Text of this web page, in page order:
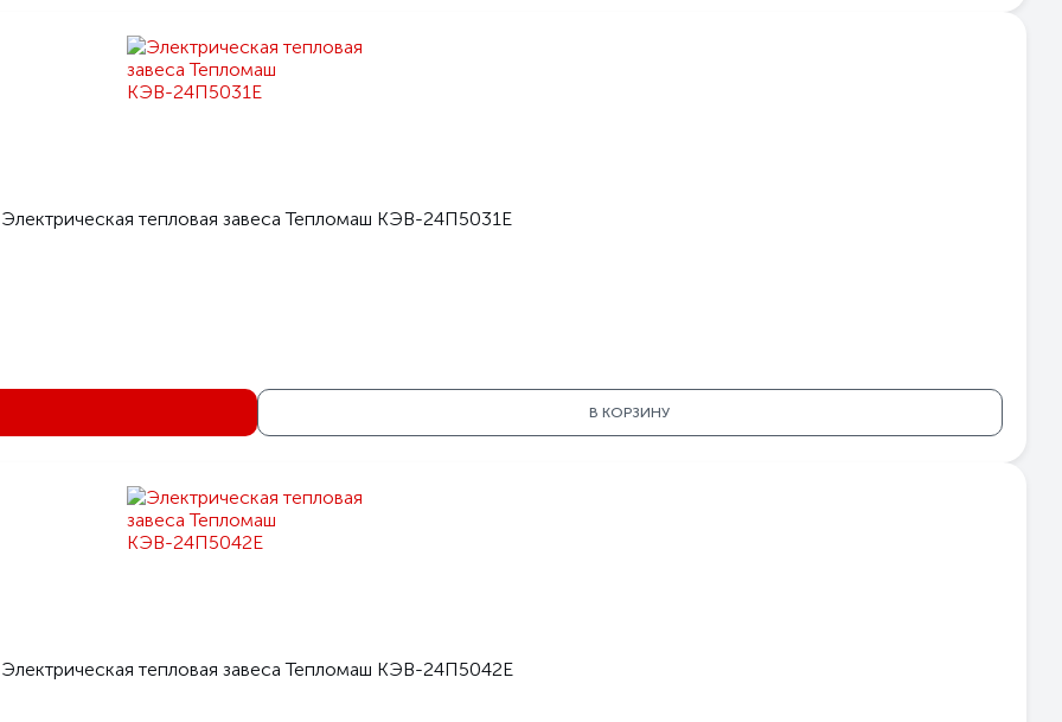
Электрическая тепловая завеса Тепломаш КЭВ-24П5031Е
В КОРЗИНУ
Электрическая тепловая завеса Тепломаш КЭВ-24П5042Е